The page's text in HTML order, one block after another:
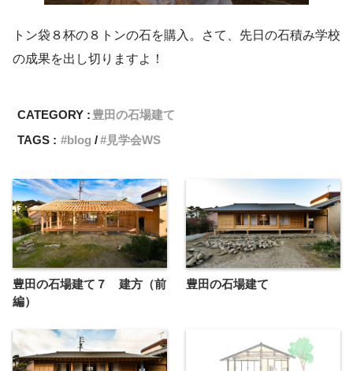
トン袋８杯の８トンの石を購入。さて、先日の石積み学校
の成果を出し切りますよ！
CATEGORY : 豊田の石場建て
TAGS :
blog 見学会WS
豊田の石場建て７ 建方（前
編）
豊田の石場建て